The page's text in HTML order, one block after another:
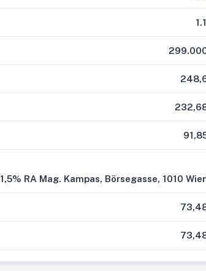
1,5% RA Mag. Kampas, Börsegasse, 1010